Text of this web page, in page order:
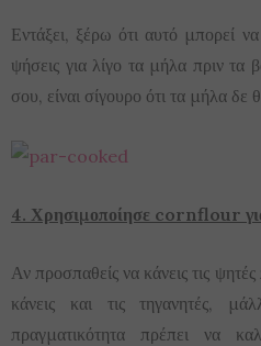
Εντάξει, ξέρω ότι αυτό μπορεί
ψήσεις για λίγο τα μήλα πριν τα
σου, είναι σίγουρο ότι τα μήλα δε
4. Χρησιμοποίησε cornflour για
Αν προσπαθείς να κάνεις τις
κάνεις και τις τηγανητές,
πραγματικότητα πρέπει να